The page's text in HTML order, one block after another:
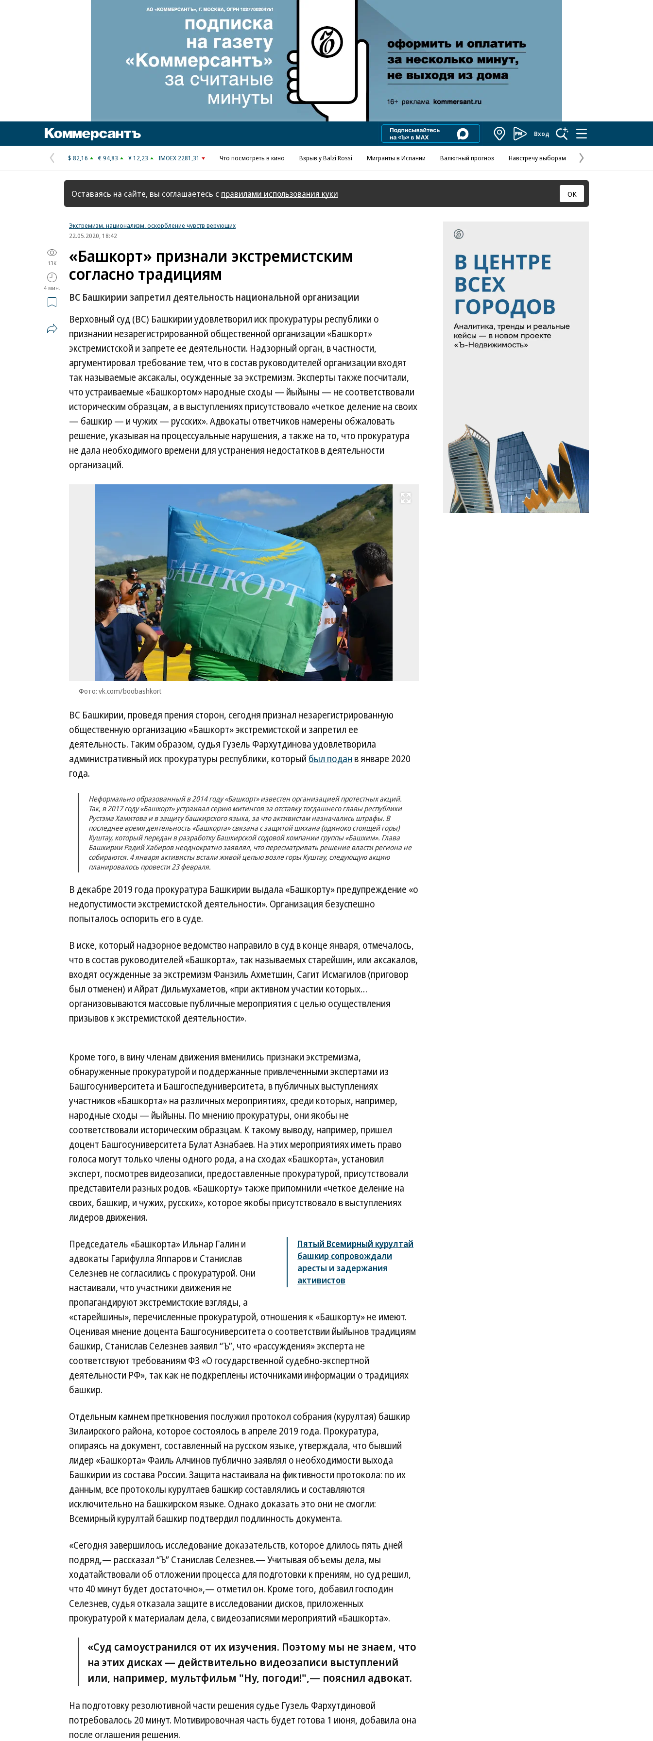
Реклама в «Ъ» www.kommersant.ru/ad
КоммерсантъВход
Предыдущая
страница
$ 82,16 € 94,83 ¥ 12,23 IMOEX 2281,31 Что посмотреть в кино Взрыв у Balzi Rossi Мигранты в Испании Валютный прогноз Навстречу выборам
Следующая
страница
Оставаясь на сайте, вы соглашаетесь с правилами использования куки ОК
Экстремизм, национализм, оскорбление чувств верующих
22.05.2020, 18:42
13K
4 мин.
«Башкорт» признали экстремистским
согласно традициям
ВС Башкирии запретил деятельность национальной организации
Верховный суд (ВС) Башкирии удовлетворил иск прокуратуры республики о
признании незарегистрированной общественной организации «Башкорт»
экстремистской и запрете ее деятельности. Надзорный орган, в частности,
аргументировал требование тем, что в состав руководителей организации входят
так называемые аксакалы, осужденные за экстремизм. Эксперты также посчитали,
что устраиваемые «Башкортом» народные сходы — йыйыны — не соответствовали
историческим образцам, а в выступлениях присутствовало «четкое деление на своих
— башкир — и чужих — русских». Адвокаты ответчиков намерены обжаловать
решение, указывая на процессуальные нарушения, а также на то, что прокуратура
не дала необходимого времени для устранения недостатков в деятельности
организаций.
Развернуть на весь экран
Фото: vk.com/boobashkort
ВС Башкирии, проведя прения сторон, сегодня признал незарегистрированную
общественную организацию «Башкорт» экстремистской и запретил ее
деятельность. Таким образом, судья Гузель Фархутдинова удовлетворила
административный иск прокуратуры республики, который был подан в январе 2020
года.
Неформально образованный в 2014 году «Башкорт» известен организацией протестных акций.
Так, в 2017 году «Башкорт» устраивал серию митингов за отставку тогдашнего главы республики
Рустэма Хамитова и в защиту башкирского языка, за что активистам назначались штрафы. В
последнее время деятельность «Башкорта» связана с защитой шихана (одиноко стоящей горы)
Куштау, который передан в разработку Башкирской содовой компании группы «Башхим». Глава
Башкирии Радий Хабиров неоднократно заявлял, что пересматривать решение власти региона не
собираются. 4 января активисты встали живой цепью возле горы Куштау, следующую акцию
планировалось провести 23 февраля.
В декабре 2019 года прокуратура Башкирии выдала «Башкорту» предупреждение «о
недопустимости экстремистской деятельности». Организация безуспешно
попыталось оспорить его в суде.
В иске, который надзорное ведомство направило в суд в конце января, отмечалось,
что в состав руководителей «Башкорта», так называемых старейшин, или аксакалов,
входят осужденные за экстремизм Фанзиль Ахметшин, Сагит Исмагилов (приговор
был отменен) и Айрат Дильмухаметов, «при активном участии которых…
организовываются массовые публичные мероприятия с целью осуществления
призывов к экстремистской деятельности».
Кроме того, в вину членам движения вменились признаки экстремизма,
обнаруженные прокуратурой и поддержанные привлеченными экспертами из
Башгосуниверситета и Башгоспедуниверситета, в публичных выступлениях
участников «Башкорта» на различных мероприятиях, среди которых, например,
народные сходы — йыйыны. По мнению прокуратуры, они якобы не
соответствовали историческим образцам. К такому выводу, например, пришел
доцент Башгосуниверситета Булат Азнабаев. На этих мероприятиях иметь право
голоса могут только члены одного рода, а на сходах «Башкорта», установил
эксперт, посмотрев видеозаписи, предоставленные прокуратурой, присутствовали
представители разных родов. «Башкорту» также припомнили «четкое деление на
своих, башкир, и чужих, русских», которое якобы присутствовало в выступлениях
лидеров движения.
Пятый Всемирный курултай
башкир сопровождали
аресты и задержания
активистов
Председатель «Башкорта» Ильнар Галин и
адвокаты Гарифулла Яппаров и Станислав
Селезнев не согласились с прокуратурой. Они
настаивали, что участники движения не
пропагандируют экстремистские взгляды, а
«старейшины», перечисленные прокуратурой, отношения к «Башкорту» не имеют.
Оценивая мнение доцента Башгосуниверситета о соответствии йыйынов традициям
башкир, Станислав Селезнев заявил “Ъ”, что «рассуждения» эксперта не
соответствуют требованиям ФЗ «О государственной судебно-экспертной
деятельности РФ», так как не подкреплены источниками информации о традициях
башкир.
Отдельным камнем преткновения послужил протокол собрания (курултая) башкир
Зилаирского района, которое состоялось в апреле 2019 года. Прокуратура,
опираясь на документ, составленный на русском языке, утверждала, что бывший
лидер «Башкорта» Фаиль Алчинов публично заявлял о необходимости выхода
Башкирии из состава России. Защита настаивала на фиктивности протокола: по их
данным, все протоколы курултаев башкир составлялись и составляются
исключительно на башкирском языке. Однако доказать это они не смогли:
Всемирный курултай башкир подтвердил подлинность документа.
«Сегодня завершилось исследование доказательств, которое длилось пять дней
подряд,— рассказал “Ъ” Станислав Селезнев.— Учитывая объемы дела, мы
ходатайствовали об отложении процесса для подготовки к прениям, но суд решил,
что 40 минут будет достаточно»,— отметил он. Кроме того, добавил господин
Селезнев, судья отказала защите в исследовании дисков, приложенных
прокуратурой к материалам дела, с видеозаписями мероприятий «Башкорта».
«Суд самоустранился от их изучения. Поэтому мы не знаем, что
на этих дисках — действительно видеозаписи выступлений
или, например, мультфильм "Ну, погоди!",— пояснил адвокат.
На подготовку резолютивной части решения судье Гузель Фархутдиновой
потребовалось 20 минут. Мотивировочная часть будет готова 1 июня, добавила она
после оглашения решения.